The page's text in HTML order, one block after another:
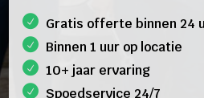
Gratis offerte binnen 24
Binnen 1 uur op locatie
10+ jaar ervaring
Spoedservice 24/7